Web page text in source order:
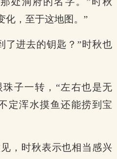
化，至于这地图。”
了进去的钥匙？”时秋也
子一转，“左右也是无
定浑水摸鱼还能捞到宝
，时秋表示也相当感兴